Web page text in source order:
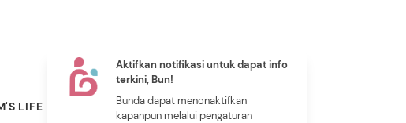
Aktifkan notifikasi untuk dapat info
terkini, Bun!
Bunda dapat menonaktifkan
kapanpun melalui pengaturan
LIFE PILIHAN BUNDA
NEW
CERITA BUNDA